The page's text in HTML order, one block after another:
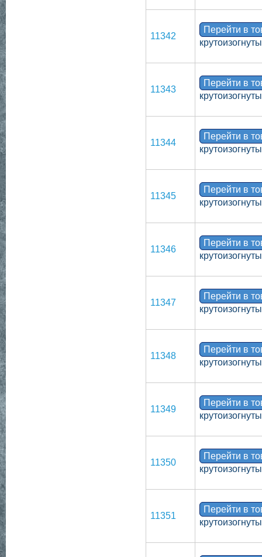
11342
Перейти в
11343
Перейти в
11344
Перейти в
11345
Перейти в
11346
Перейти в
11347
Перейти в
11348
Перейти в
11349
Перейти в
11350
Перейти в
11351
Перейти в